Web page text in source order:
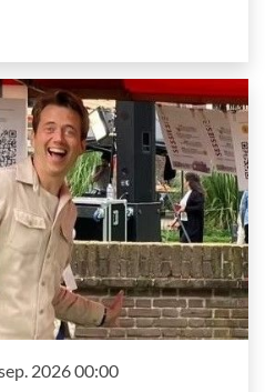
2026 00:00